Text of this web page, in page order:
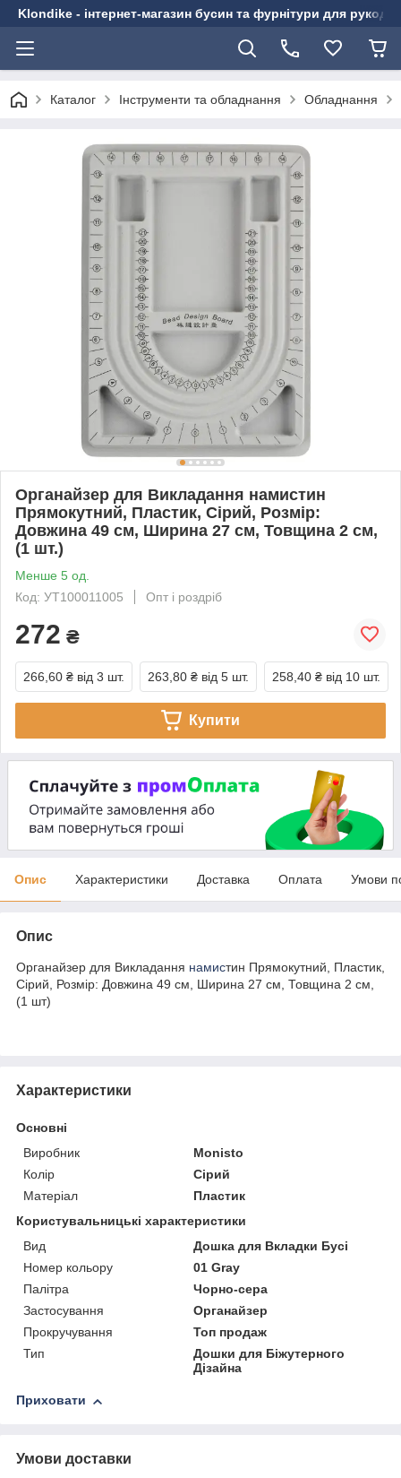
Klondike - інтернет-магазин бусин та фурнітури для
Каталог Інструменти та обладнання Обладнання
Органайзер для Викладання намистин
Прямокутний, Пластик, Сірий, Розмір:
Довжина 49 см, Ширина 27 см, Товщина 2 см,
(1 шт.)
Менше 5 од.
Код: УТ100011005
Опт і роздріб
272 ₴
266,60 ₴ від 3 шт. 263,80 ₴ від 5 шт. 258,40 ₴ від 10 шт.
Купити
Опис Характеристики Доставка Оплата Умови
Опис
Органайзер для Викладання намистин Прямокутний, Пластик,
Сірий, Розмір: Довжина 49 см, Ширина 27 см, Товщина 2 см,
(1 шт)
Характеристики
Основні
Виробник
Monisto
Колір
Сірий
Матеріал
Пластик
Користувальницькі характеристики
Вид
Дошка для Вкладки Бусі
Номер кольору
01 Gray
Палітра
Чорно-сера
Застосування
Органайзер
Прокручування
Топ продаж
Тип
Дошки для Біжутерного
Дізайна
Приховати
Умови доставки